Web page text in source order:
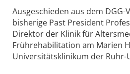
Ausgeschieden aus dem
bisherige Past President
Direktor der Klinik für
Frührehabilitation am Marien
Universitätsklinikum der Ruhr-